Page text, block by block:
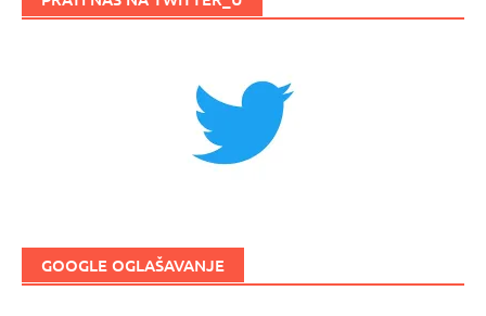
GOOGLE OGLAŠAVANJE